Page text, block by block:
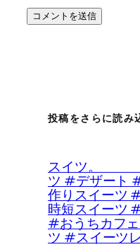
投稿をさらに読み
スイツ
ツ #デザート
作りスイーツ
時短スイーツ
#おうちカフ
ツ #スイーツ